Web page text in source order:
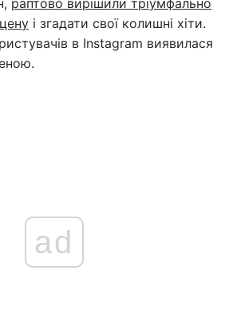
раптово вирішили тріумфально
і згадати свої колишні хіти.
в Instagram виявилася
ad